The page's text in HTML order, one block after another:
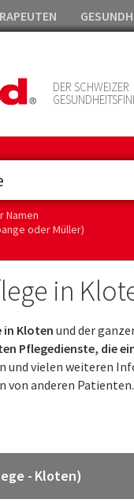
DER SCHWEIZER
Namen
oder Müller)
in
in Kloten und der
Pflegedienste, die
und vielen weiteren
von anderen Patienten.
- Kloten)